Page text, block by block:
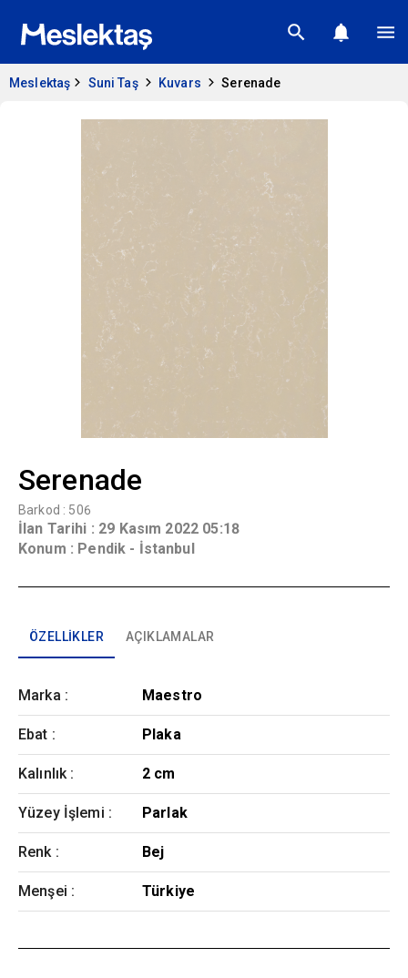
Meslektaş Suni Taş Kuvars Serenade
Serenade
Barkod : 506
İlan Tarihi : 29 Kasım 2022 05:18
Konum : Pendik - İstanbul
ÖZELLIKLER AÇIKLAMALAR
Marka : Maestro
Ebat : Plaka
Kalınlık: 2 cm
Yüzey İşlemi : Parlak
Renk: Bej
Menşei : Türkiye